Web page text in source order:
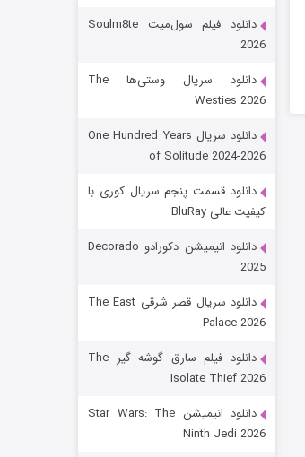
قسمت
باب اسفنجی فصل ۱۷
قسمت
دانلود فیلم سول‌میت Soulm8te
2026
دانلود سریال وستی‌ها The
Westies 2026
دانلود سریال One Hundred Years
of Solitude 2024-2026
دانلود قسمت پنجم سریال کوری با
کیفیت عالی BluRay
دانلود انیمیشن دکورادو Decorado
2025
دانلود سریال قصر شرقی The East
Palace 2026
دانلود فیلم سارق گوشه گیر The
Isolate Thief 2026
دانلود انیمیشن Star Wars: The
Ninth Jedi 2026